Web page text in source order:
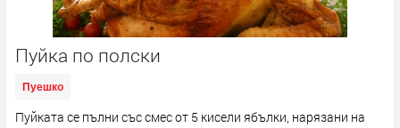
Пуйка по полски
Пуешко
Пуйката се пълни със смес от 5 кисели ябълки, нарязани на